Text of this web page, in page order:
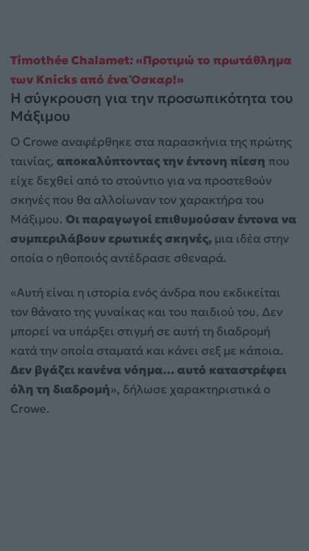
Timothée Chalamet: «Προτιμώ το πρωτάθλημα
των Knicks από ένα Όσκαρ!»
Η σύγκρουση για την προσωπικότητα του
Μάξιμου
Ο Crowe αναφέρθηκε στα παρασκήνια της πρώτης
ταινίας, αποκαλύπτοντας την έντονη πίεση που
είχε δεχθεί από το στούντιο για να προστεθούν
σκηνές που θα αλλοίωναν τον χαρακτήρα του
Μάξιμου. Οι παραγωγοί επιθυμούσαν έντονα να
συμπεριλάβουν ερωτικές σκηνές, μια ιδέα στην
οποία ο ηθοποιός αντέδρασε σθεναρά.
«Αυτή είναι η ιστορία ενός άνδρα που εκδικείται
τον θάνατο της γυναίκας και του παιδιού του. Δεν
μπορεί να υπάρξει στιγμή σε αυτή τη διαδρομή
κατά την οποία σταματά και κάνει σεξ με κάποια.
Δεν βγάζει κανένα νόημα… αυτό καταστρέφει
όλη τη διαδρομή», δήλωσε χαρακτηριστικά ο
Crowe.